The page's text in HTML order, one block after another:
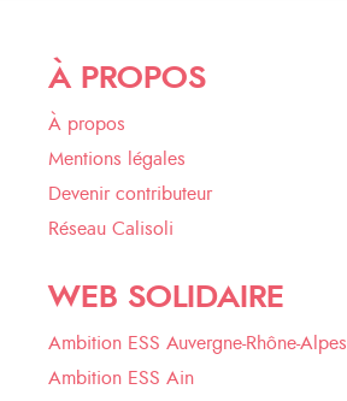
À PROPOS
À propos
Mentions légales
Devenir contributeur
Réseau Calisoli
WEB SOLIDAIRE
Ambition ESS Auvergne-Rhône-Alpes
Ambition ESS Ain